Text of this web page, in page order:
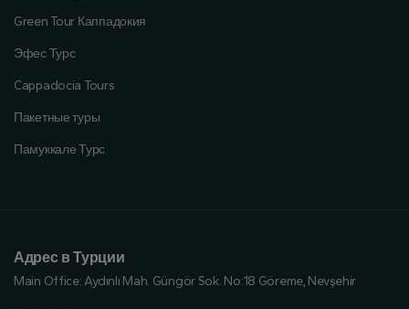
Green Tour Каппадокия
Эфес Турс
Cappadocia Tours
Пакетные туры
Памуккале Турс
Адрес в Турции
Main Office:Aydınlı Mah. Güngör Sok. No:18 Göreme, Nevşehir